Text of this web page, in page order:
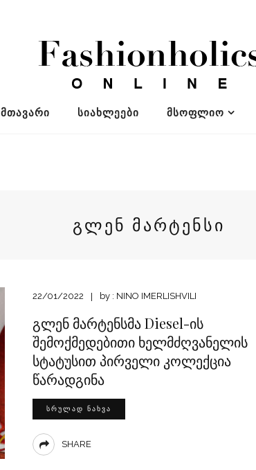
ᲛᲗᲐᲕᲐᲠᲘ ᲡᲘᲐᲮᲚᲔᲔᲑᲘ ᲛᲡᲝᲤᲚᲘᲝ
ᲒᲚᲔᲜ ᲛᲐᲠᲢᲔᲜᲡᲘ
22/01/2022 by : NINO IMERLISHVILI
გლენ მარტენსმა Diesel-ის
შემოქმედებითი ხელმძღვანელის
სტატუსით პირველი კოლექცია
წარადგინა
ᲡᲠᲣᲚᲐᲓ ᲜᲐᲮᲕᲐ
SHARE